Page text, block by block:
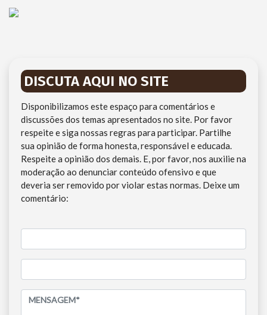
DISCUTA AQUI NO SITE
Disponibilizamos este espaço para comentários e
discussões dos temas apresentados no site. Por favor
respeite e siga nossas regras para participar. Partilhe
sua opinião de forma honesta, responsável e educada.
Respeite a opinião dos demais. E, por favor, nos auxilie na
moderação ao denunciar conteúdo ofensivo e que
deveria ser removido por violar estas normas. Deixe um
comentário: